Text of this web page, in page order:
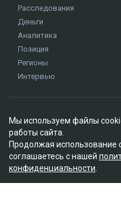
Расследования
Деньги
Аналитика
Позиция
Регионы
Интервью
О проекте
Правила сайта
Реклама на сайте
Контакты
Редакционная политика
Мы используем файлы
работы сайта.
Продолжая использование
соглашаетесь с нашей
конфиденциальности